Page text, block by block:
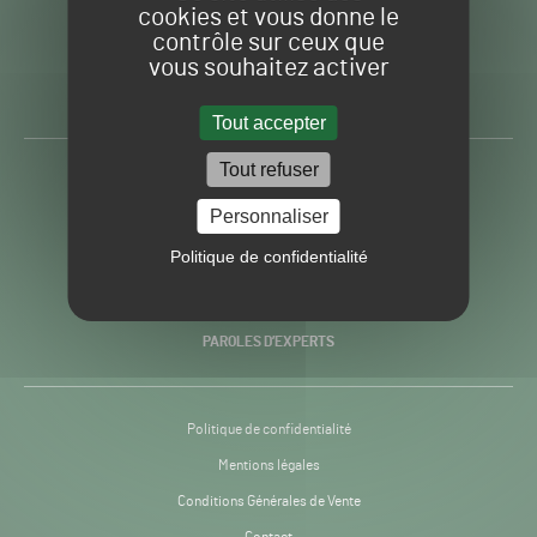
cookies et vous donne le
contrôle sur ceux que
vous souhaitez activer
Tout accepter
Tout refuser
Personnaliser
Politique de confidentialité
Gazon
Sport
H24
-
Toute l’info autour du
PRATIQUES
PAROLES D’EXPERTS
Politique de confidentialité
Mentions légales
Conditions Générales de Vente